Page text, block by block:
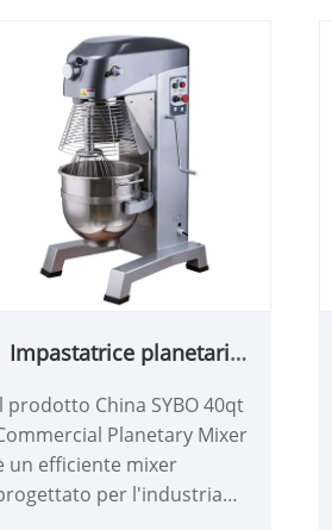
Impastatrice planetaria
prodotto China SYBO 40qt
Planetary Mixer
un efficiente mixer
per l'industria